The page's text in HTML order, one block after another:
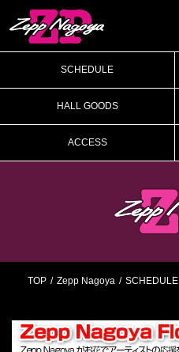
SCHEDULE
HALL GOODS
ACCESS
TOP Zepp Nagoya SCHEDULE